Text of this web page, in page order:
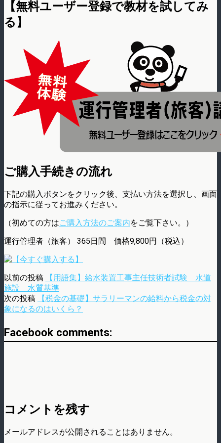
【無料ユーザー登録で教材を試してみ
る】
ご購入手続きの流れ
下記の購入ボタンをクリック後、支払い方法を選択し、画面
の指示に従ってお進みください。
（初めての方はご購入方法のご案内をご覧下さい。）
運行管理者（旅客） 365日間 価格9,800円（税込）
以前の投稿
【用語集】給水装置工事主任技術者試験 水道
施設 水質基準
次の投稿
【税金の基礎】サラリーマンの給料から税金の対
象になるのはいくら？
Facebook comments:
コメントを残す
メールアドレスが公開されることはありません。